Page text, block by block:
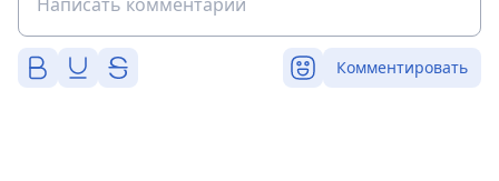
Комментировать